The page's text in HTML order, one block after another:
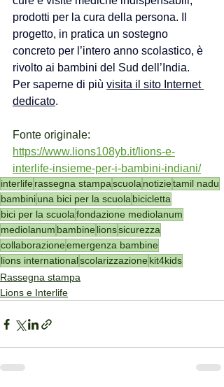
prodotti per la cura della persona. Il
progetto, in pratica un sostegno
concreto per l’intero anno scolastico, è
rivolto ai bambini del Sud dell’India.
Per saperne di più visita il sito Internet
dedicato.
Fonte originale:
https://www.lions108yb.it/lions-e-
interlife-insieme-per-i-bambini-indiani/
interlife rassegna stampascuola notizietamil nadu
bambiniuna bici per la scuola bicicletta
bici per la scuolafondazione mediolanum
mediolanum bambine lionssicurezza
collaborazioneemergenza bambine
lions internationalscolarizzazione kit4kids
Rassegna stampa
Lions e Interlife